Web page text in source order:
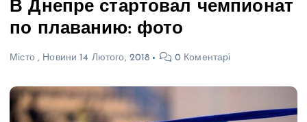
В Днепре стартовал чемпионат
по плаванию: фото
Місто, Новини 14 Лютого, 2018 0 Коментарі